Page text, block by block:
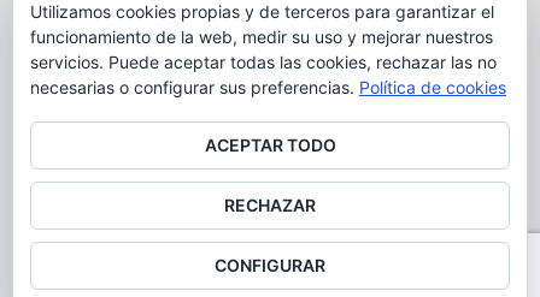
HAMBRE LATINOAMÉRICA MEDIO AMBIENTE
MÉXICO
OBJETIVOS DEL MILENIO
ONGS PAZ POBREZA POESÍA
POLITICA
PUEBLOS INDÍGENAS RSC RSE
SOBERANÍA ALIMENTARIA
SOLIDARIDAD SOSTENIBILIDAD TECNOLOGÍA VERTIDO PETROLEO
Copyright © www.otromundoesposible.net. All Rights Reserved.
Utilizamos cookies propias y de terceros para garantizar el
funcionamiento de la web, medir su uso y mejorar nuestros
servicios. Puede aceptar todas las cookies, rechazar las no
necesarias o configurar sus preferencias. Política de cookies
ACEPTAR TODO
RECHAZAR
CONFIGURAR